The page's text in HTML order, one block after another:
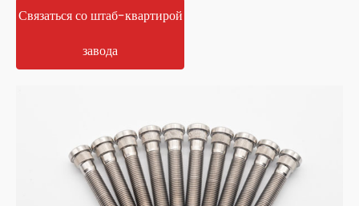
Связаться со штаб-квартирой
завода